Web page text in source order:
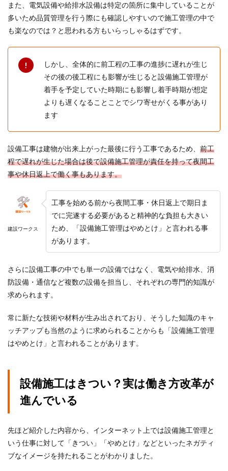
また、電気設備や給排水設備は特定の箇所に集中していることが
多いため品質管理を行う際にも確認しやすいので施工管理の中で
も楽なのでは？と思われる方もいらっしゃるはずです。
しかし、全体的に前工程の工事の進捗に遅れが生じ
その後の後工程にも影響が生じると設備施工管理が
着手を予定していた時期にも影響し着手時期が想定
よりも遅くなることことでシワ寄せがくる事があり
ます
設備工事は建物が出来上がった最後に行う工事であるため、 前工
程で遅れが生じた場合は後で設備施工管理が責任を持って夜間工
事や休日返上で働く事もあります。
建設ワークス
工事を始める前から夜間工事・休日返上で期日ま
でに完遂する必要があると精神的な負担も大きい
ため、「設備施工管理はやめとけ」と言われる事
があります。
さらに設備工事の中でも単一の設備ではなく、電気や給排水、消
防設備・通信など複数の設備を担当し、それぞれの専門的知識が
求められます。
常に新たな技術や材料が生み出されており、そうした知識のキャ
ッチアップも当然のように求められることからも「設備施工管理
はやめとけ」と言われることがあります。
設備施工はきつい？実は働き方改革が
進んでいる
先ほど紹介した内容から、インターネット上では設備施工管理と
いう仕事に対して「きつい」「やめとけ」などといったネガティ
ブなイメージを持たれることがわかりました。